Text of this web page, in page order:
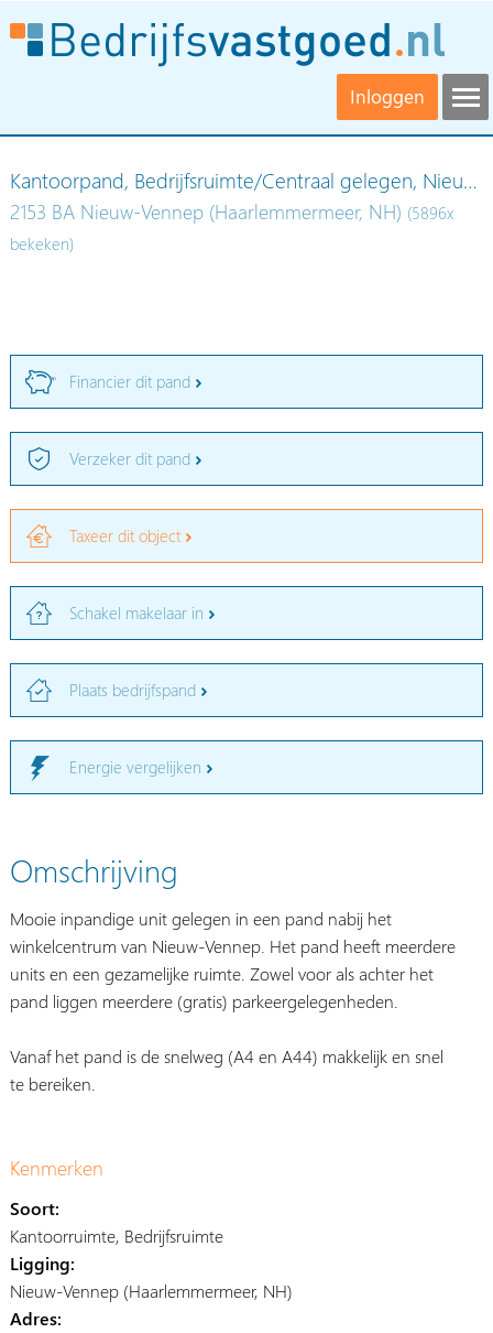
Inloggen
Kantoorpand, Bedrijfsruimte/Centraal gelegen, Nieu…
2153 BA Nieuw-Vennep (Haarlemmermeer, NH) (5896x
bekeken)
Financier dit pand
Verzeker dit pand
Taxeer dit object
Schakel makelaar in
Plaats bedrijfspand
Energie vergelijken
Omschrijving
Mooie inpandige unit gelegen in een pand nabij het
winkelcentrum van Nieuw-Vennep. Het pand heeft meerdere
units en een gezamelijke ruimte. Zowel voor als achter het
pand liggen meerdere (gratis) parkeergelegenheden.
Vanaf het pand is de snelweg (A4 en A44) makkelijk en snel
te bereiken.
Kenmerken
Soort:
Kantoorruimte, Bedrijfsruimte
Ligging:
Nieuw-Vennep (Haarlemmermeer, NH)
Adres: